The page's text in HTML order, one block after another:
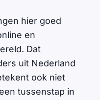
hier goed
en
Dat
uit Nederland
ook niet
tussenstap in